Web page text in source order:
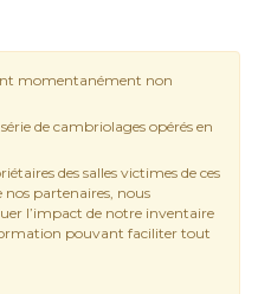
momentanément non
de cambriolages opérés en
des salles victimes de ces
nos partenaires, nous
l’impact de notre inventaire
pouvant faciliter tout